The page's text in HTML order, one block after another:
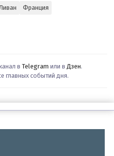
Франция
в Telegram или в Дзен.
главных событий дня.